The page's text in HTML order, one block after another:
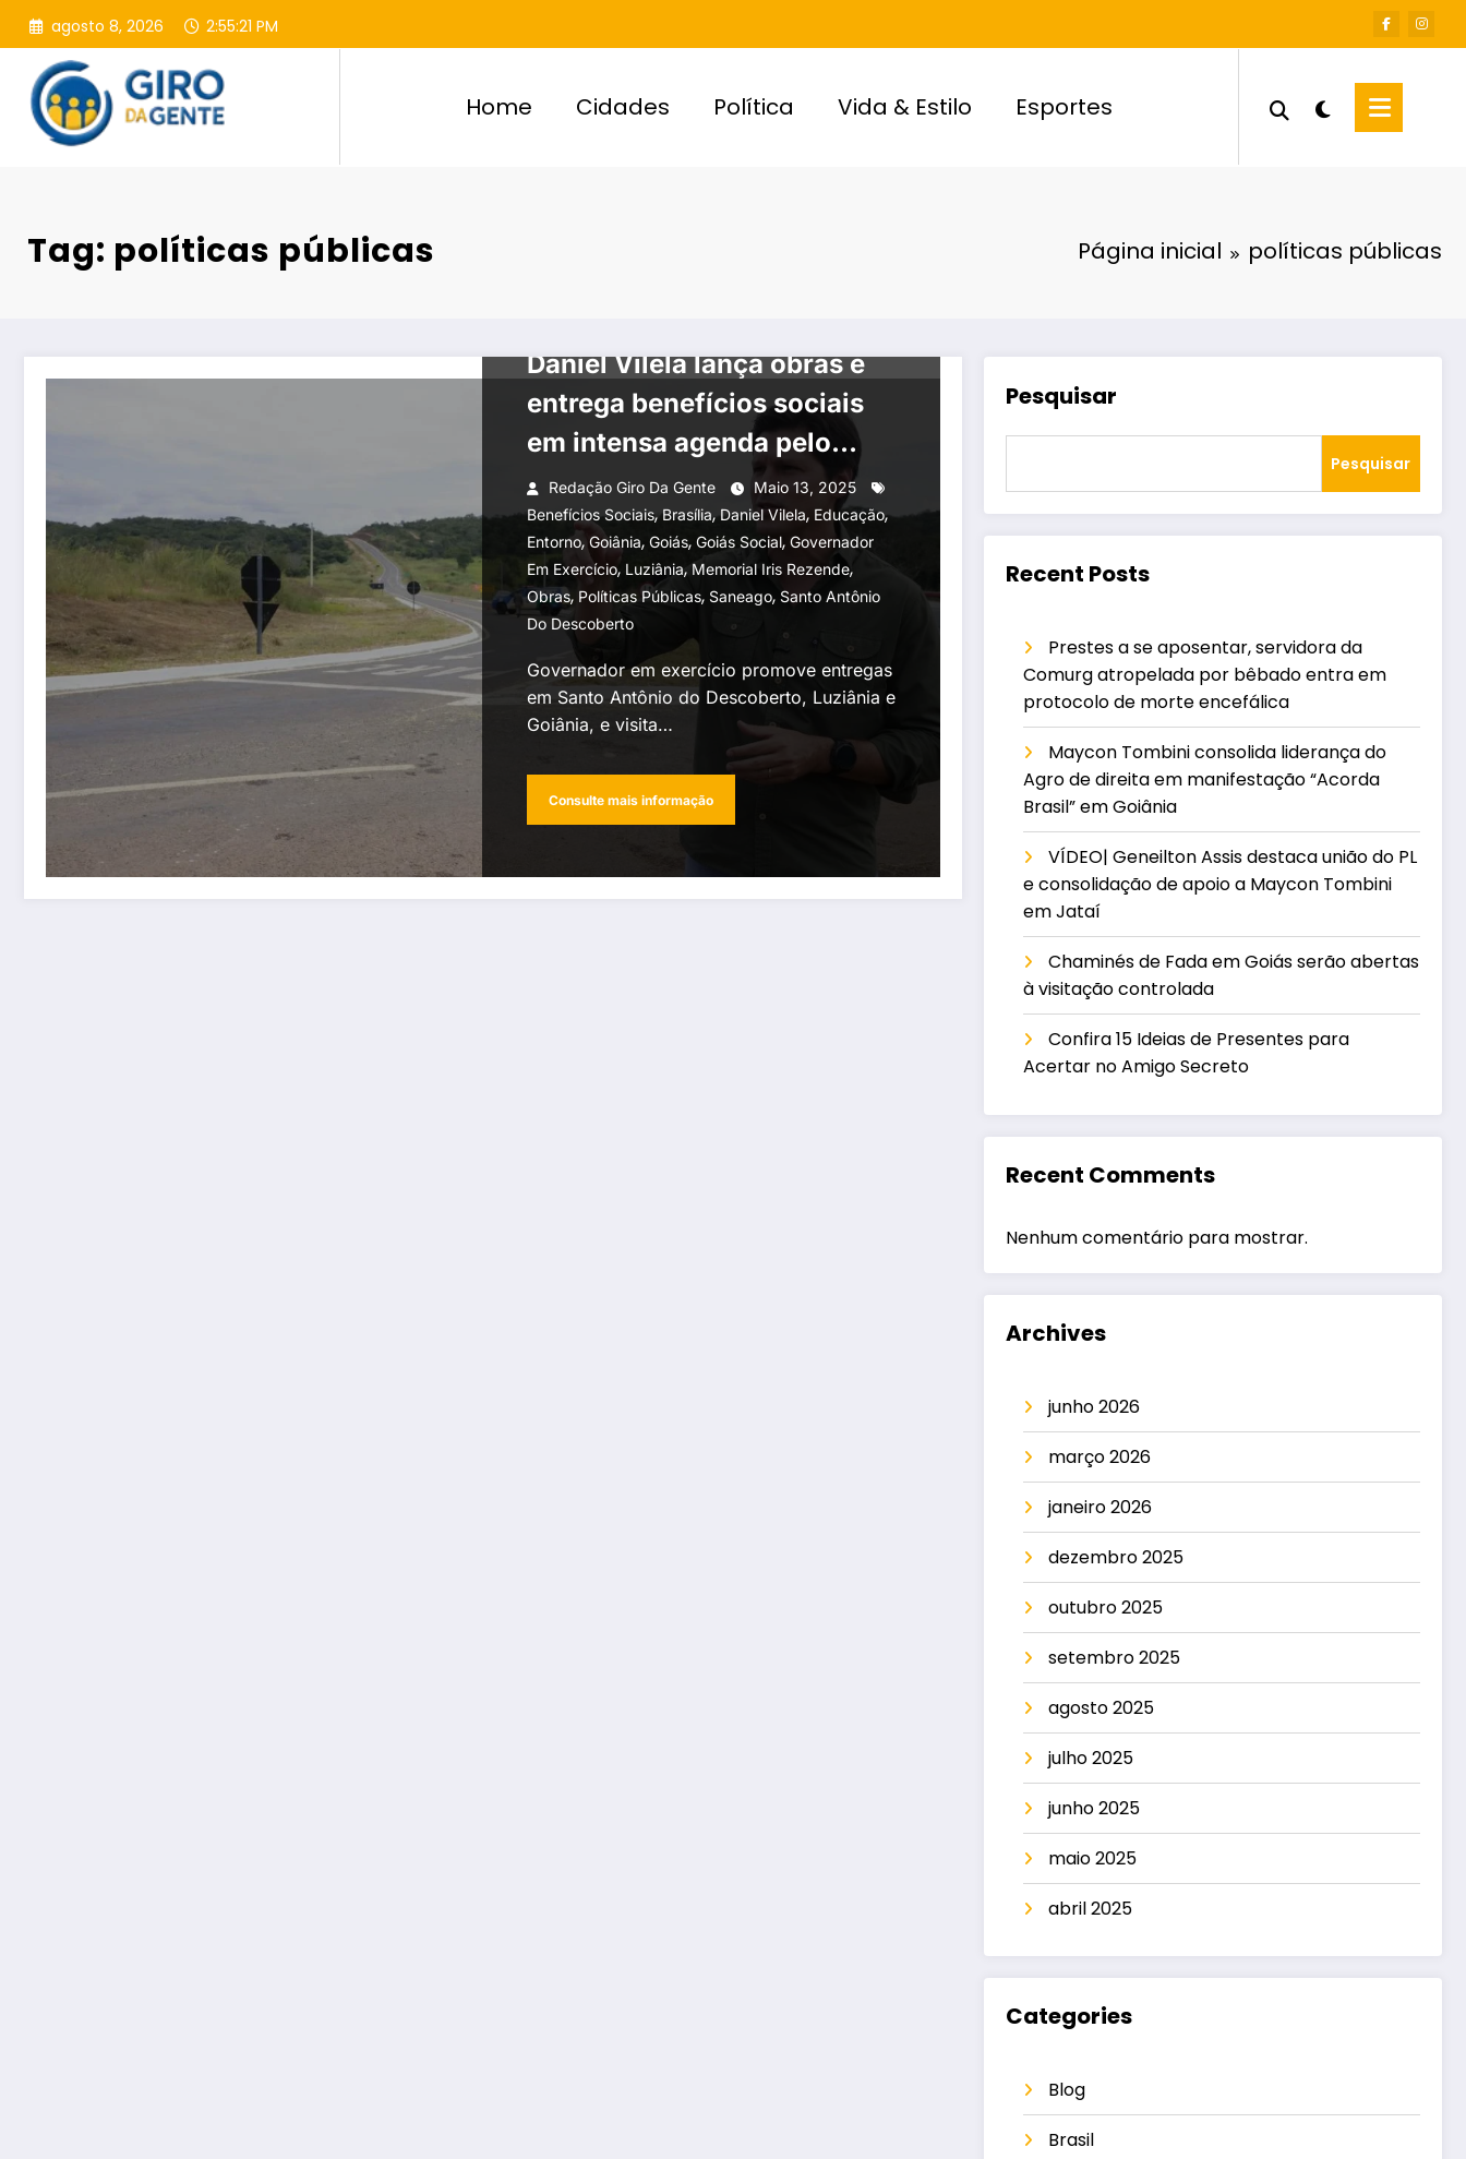
Pular
para
conteúdo
agosto 8, 2026 2:55:23 PM
Home Cidades Política Vida & Estilo Esportes
Tag: políticas públicas Página inicial políticas públicas
Daniel Vilela lança obras e
entrega benefícios sociais
em intensa agenda pelo
Entorno e Goiânia
Redação Giro Da Gente
Maio 13, 2025
Benefícios Sociais,Brasília,Daniel Vilela, Educação,
Entorno, Goiânia, Goiás, Goiás Social, Governador
Em Exercício, Luziânia, Memorial Iris Rezende,
Obras, Políticas Públicas, Saneago, Santo Antônio
Do Descoberto
Governador em exercício promove entregas
em Santo Antônio do Descoberto, Luziânia e
Goiânia, e visita…
Consulte mais informação
Pesquisar
Pesquisar
Recent Posts
Prestes a se aposentar, servidora da
Comurg atropelada por bêbado entra em
protocolo de morte encefálica
Maycon Tombini consolida liderança do
Agro de direita em manifestação “Acorda
Brasil” em Goiânia
VÍDEO| Geneilton Assis destaca união do PL
e consolidação de apoio a Maycon Tombini
em Jataí
Chaminés de Fada em Goiás serão abertas
à visitação controlada
Confira 15 Ideias de Presentes para
Acertar no Amigo Secreto
Recent Comments
Nenhum comentário para mostrar.
Archives
junho 2026
março 2026
janeiro 2026
dezembro 2025
outubro 2025
setembro 2025
agosto 2025
julho 2025
junho 2025
maio 2025
abril 2025
Categories
Blog
Brasil